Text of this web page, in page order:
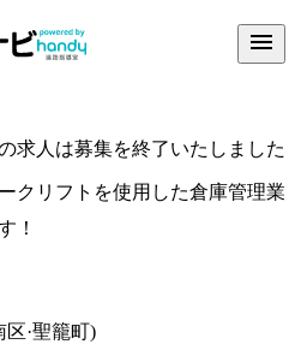
求人は募集を終了いたしました
クリフトを使用した倉庫管理業
！
区·聖籠町)